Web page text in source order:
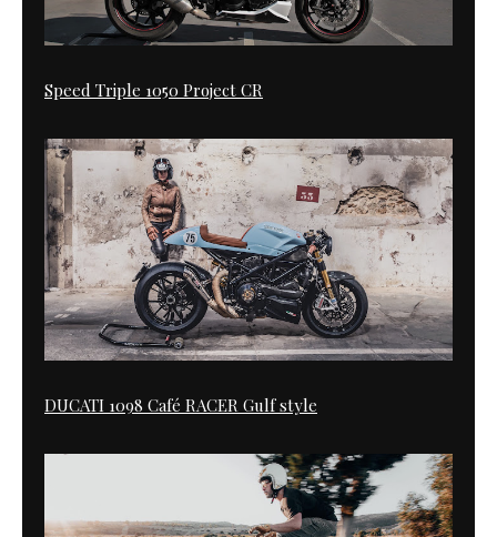
Speed Triple 1050 Project CR
DUCATI 1098 Café RACER Gulf style